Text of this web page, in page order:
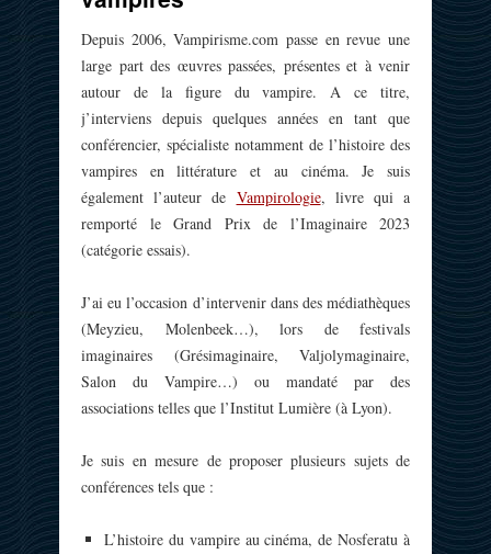
Depuis 2006, Vampirisme.com passe en revue une
large part des œuvres passées, présentes et à venir
autour de la figure du vampire. A ce titre,
j’interviens depuis quelques années en tant que
conférencier, spécialiste notamment de l’histoire des
vampires en littérature et au cinéma. Je suis
également l’auteur de Vampirologie, livre qui a
remporté le Grand Prix de l’Imaginaire 2023
(catégorie essais).
J’ai eu l’occasion d’intervenir dans des médiathèques
(Meyzieu, Molenbeek…), lors de festivals
imaginaires (Grésimaginaire, Valjolymaginaire,
Salon du Vampire…) ou mandaté par des
associations telles que l’Institut Lumière (à Lyon).
Je suis en mesure de proposer plusieurs sujets de
conférences tels que :
L’histoire du vampire au cinéma, de Nosferatu à